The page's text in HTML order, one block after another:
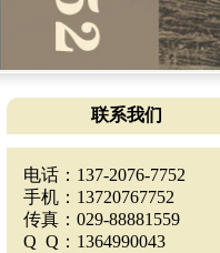
联系我们
电话：137-2076-7752
手机：13720767752
传真：029-88881559
Q Q：1364990043